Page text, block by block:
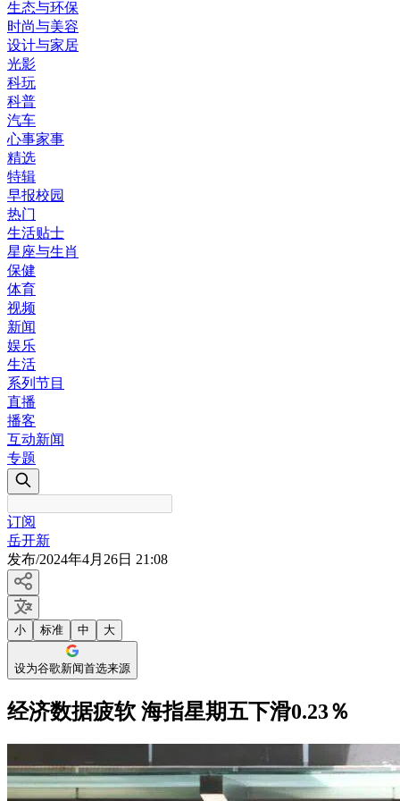
生态与环保
时尚与美容
设计与家居
光影
科玩
科普
汽车
心事家事
精选
特辑
早报校园
热门
生活贴士
星座与生肖
保健
体育
视频
新闻
娱乐
生活
系列节目
直播
播客
互动新闻
专题
订阅
岳开新
发布/2024年4月26日 21:08
小 标准 中 大
设为谷歌新闻首选来源
经济数据疲软 海指星期五下滑0.23％